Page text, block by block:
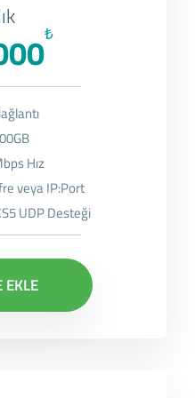
₺
Hız
veya IP:Port
UDP Desteği
EKLE